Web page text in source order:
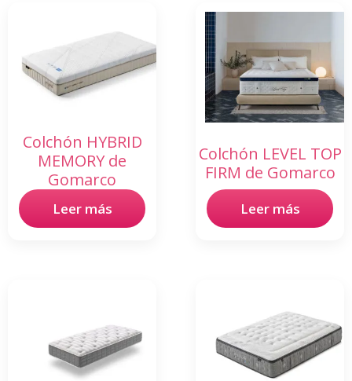
Colchón HYBRID
MEMORY de
Gomarco
Leer más
Colchón LEVEL TOP
FIRM de Gomarco
Leer más